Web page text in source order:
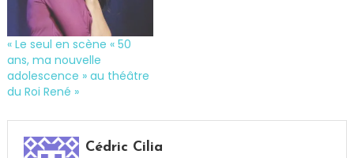
« Le seul en scène « 50
ans, ma nouvelle
adolescence » au théâtre
du Roi René »
Cédric Cilia